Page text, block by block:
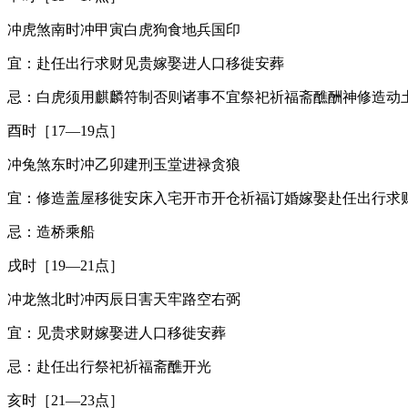
冲虎煞南时冲甲寅白虎狗食地兵国印
宜：赴任出行求财见贵嫁娶进人口移徙安葬
忌：白虎须用麒麟符制否则诸事不宜祭祀祈福斋醮酬神修造动
酉时［17—19点］
冲兔煞东时冲乙卯建刑玉堂进禄贪狼
宜：修造盖屋移徙安床入宅开市开仓祈福订婚嫁娶赴任出行求
忌：造桥乘船
戌时［19—21点］
冲龙煞北时冲丙辰日害天牢路空右弼
宜：见贵求财嫁娶进人口移徙安葬
忌：赴任出行祭祀祈福斋醮开光
亥时［21—23点］